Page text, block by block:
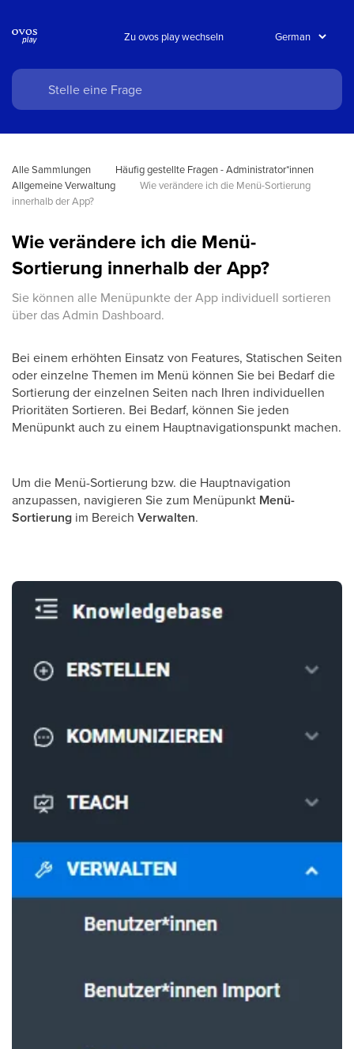
Zu ovos play wechseln
Alle Sammlungen
Häufig gestellte Fragen - Administrator*innen
Allgemeine Verwaltung
Wie verändere ich die Menü-Sortierung
innerhalb der App?
Wie verändere ich die Menü-
Sortierung innerhalb der App?
Sie können alle Menüpunkte der App individuell sortieren
über das Admin Dashboard.
Bei einem erhöhten Einsatz von Features, Statischen Seiten
oder einzelne Themen im Menü können Sie bei Bedarf die
Sortierung der einzelnen Seiten nach Ihren individuellen
Prioritäten Sortieren. Bei Bedarf, können Sie jeden
Menüpunkt auch zu einem Hauptnavigationspunkt machen.
Um die Menü-Sortierung bzw. die Hauptnavigation
anzupassen, navigieren Sie zum Menüpunkt Menü-
Sortierung im Bereich Verwalten.